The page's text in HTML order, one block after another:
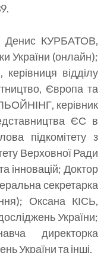
Денис КУРБАТОВ,
України (онлайн);
відділу
Європа та
керівник
ЄС в
підкомітету з
Верховної Ради
інновацій; Доктор
секретарка
Оксана КІСЬ,
України;
директорка
України та інші.